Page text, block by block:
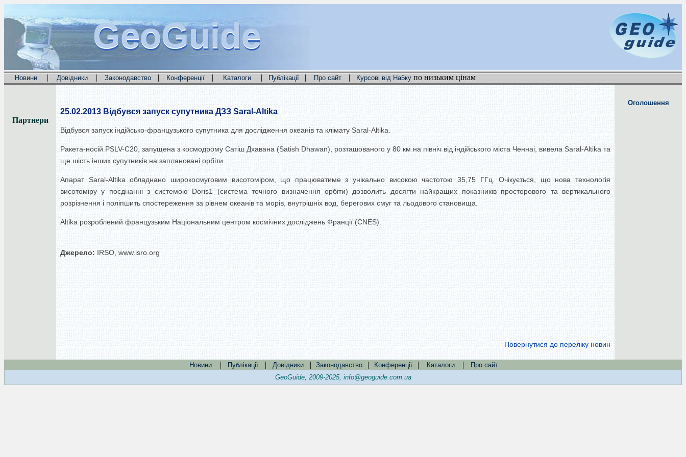
GeoGuide
GeoGuide
GeoGuide
Новини | Довідники | Законодавство | Конференції | Каталоги | Публікації | Про сайт | Курсові від На5ку по низьким цінам
Партнери
25.02.2013 Відбувся запуск супутника ДЗЗ Saral-Altika
Відбувся запуск індійсько-французького супутника для дослідження океанів та клімату Saral-Altika.
Ракета-носій PSLV-C20, запущена з космодрому Сатіш Дхавана (Satish Dhawan), розташованого у 80 км на північ від індійського міста Ченнаі, вивела Saral-Altika та
ще шість інших супутників на заплановані орбіти.
Апарат Saral-Altika обладнано широкосмуговим висотоміром, що працюватиме з унікально високою частотою 35,75 ГГц. Очікується, що нова технологія
висотоміру у поєднанні з системою Doris1 (система точного визначення орбіти) дозволить досягти найкращих показників просторового та вертикального
розрізнення і поліпшить спостереження за рівнем океанів та морів, внутрішніх вод, берегових смуг та льодового становища.
Altika розроблений французьким Національним центром космічних досліджень Франції (CNES).
Джерело: IRSO, www.isro.org
Повернутися до переліку новин
Оголошення
Новини | Публікації | Довідники | Законодавство | Конференції | Каталоги |
Про сайт
GeoGuide, 2009-2025, info@geoguide.com.ua